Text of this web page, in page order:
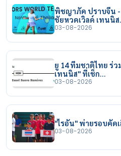
พิชญาภัค ปราบจีน -
ชัยหวดเวิลด์ เทนนิ
03-08-2026
ยู 14 ทีมชาติไทย ร่ว
เทนนิส" ที่เช็ก…
03-08-2026
"ไรอัน" พ่ายรอบคัด
03-08-2026